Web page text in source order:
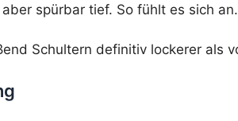
spürbar tief. So fühlt es sich
Schultern definitiv lockerer als